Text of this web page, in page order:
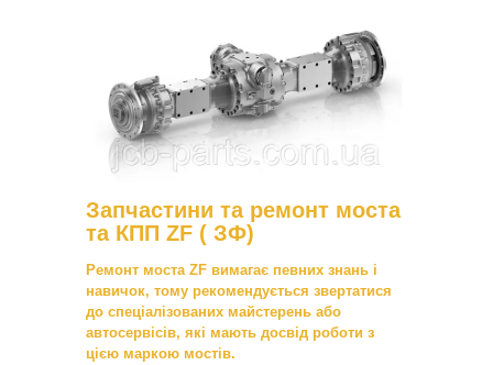
Запчастини та ремонт моста
та КПП ZF ( ЗФ)
Ремонт моста ZF вимагає певних знань і
навичок, тому рекомендується звертатися
до спеціалізованих майстерень або
автосервісів, які мають досвід роботи з
цією маркою мостів.